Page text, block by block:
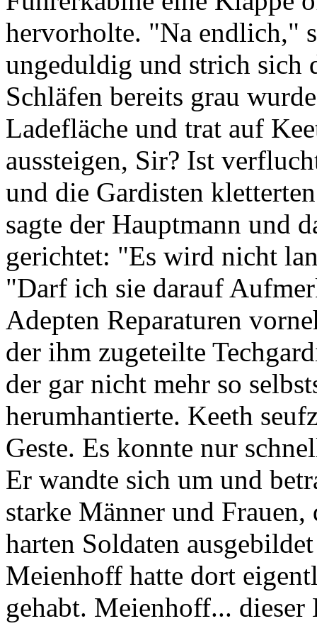
hervorholte. "Na endlich,"
ungeduldig und strich sich
Schläfen bereits grau
Ladefläche und trat auf
aussteigen, Sir? Ist
und die Gardisten
sagte der Hauptmann und
gerichtet: "Es wird nicht
"Darf ich sie darauf
Adepten Reparaturen
der ihm zugeteilte
der gar nicht mehr so
herumhantierte. Keeth
Geste. Es konnte nur
Er wandte sich um und
starke Männer und
harten Soldaten
Meienhoff hatte dort
gehabt. Meienhoff...